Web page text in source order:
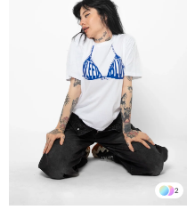
2